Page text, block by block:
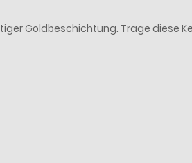
Goldbeschichtung. Trage diese